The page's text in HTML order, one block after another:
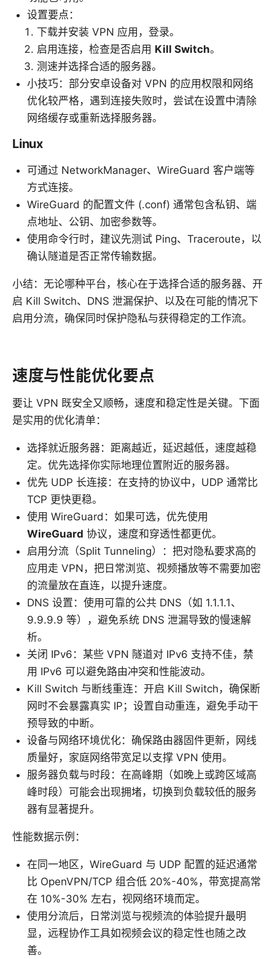
设置要点：
下载并安装 VPN 应用，登录。
启用连接，检查是否启用 Kill Switch。
测速并选择合适的服务器。
小技巧：部分安卓设备对 VPN 的应用权限和网络
优化较严格，遇到连接失败时，尝试在设置中清除
网络缓存或重新选择服务器。
Linux
可通过 NetworkManager、WireGuard 客户端等
方式连接。
WireGuard 的配置文件 (.conf) 通常包含私钥、端
点地址、公钥、加密参数等。
使用命令行时，建议先测试 Ping、Traceroute，以
确认隧道是否正常传输数据。
小结：无论哪种平台，核心在于选择合适的服务器、开
启 Kill Switch、DNS 泄漏保护、以及在可能的情况下
启用分流，确保同时保护隐私与获得稳定的工作流。
速度与性能优化要点
要让 VPN 既安全又顺畅，速度和稳定性是关键。下面
是实用的优化清单：
选择就近服务器：距离越近，延迟越低，速度越稳
定。优先选择你实际地理位置附近的服务器。
优先 UDP 长连接：在支持的协议中，UDP 通常比
TCP 更快更稳。
使用 WireGuard：如果可选，优先使用
WireGuard 协议，速度和穿透性都更优。
启用分流（Split Tunneling）：把对隐私要求高的
应用走 VPN，把日常浏览、视频播放等不需要加密
的流量放在直连，以提升速度。
DNS 设置：使用可靠的公共 DNS（如 1.1.1.1、
9.9.9.9 等），避免系统 DNS 泄漏导致的慢速解
析。
关闭 IPv6：某些 VPN 隧道对 IPv6 支持不佳，禁
用 IPv6 可以避免路由冲突和性能波动。
Kill Switch 与断线重连：开启 Kill Switch，确保断
网时不会暴露真实 IP；设置自动重连，避免手动干
预导致的中断。
设备与网络环境优化：确保路由器固件更新，网线
质量好，家庭网络带宽足以支撑 VPN 使用。
服务器负载与时段：在高峰期（如晚上或跨区域高
峰时段）可能会出现拥堵，切换到负载较低的服务
器有显著提升。
性能数据示例：
在同一地区，WireGuard 与 UDP 配置的延迟通常
比 OpenVPN/TCP 组合低 20%-40%，带宽提高常
在 10%-30% 左右，视网络环境而定。
使用分流后，日常浏览与视频流的体验提升最明
显，远程协作工具如视频会议的稳定性也随之改
善。